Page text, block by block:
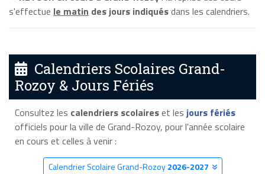
s'effectue le matin des jours indiquésdans les calendriers.
Calendriers Scolaires Grand-
Rozoy & Jours Fériés
Consultez les calendriers scolaireset les jours fériés
officiels pour la ville de Grand-Rozoy, pour l'année scolaire
en cours et celles à venir :
Calendrier Scolaire Grand-Rozoy2026-2027